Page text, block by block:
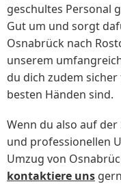
geschultes Personal
Gut um und sorgt
Osnabrück nach
unserem
du dich zudem
besten Händen sind.
Wenn du also auf
und professionellen
Umzug von
kontaktiere uns